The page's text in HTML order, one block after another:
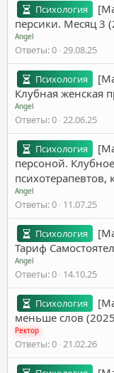
Психология
персики. Месяц 3
Angel
Ответы 0 29.08.25
Психология
Клубная женская
Angel
Ответы 0 22.06.25
Психология
персоной.
психотерапевтов,
Angel
Ответы 0 11.07.25
Психология
Тариф
Angel
Ответы 0 14.10.25
Психология
меньше слов
Ректор
Ответы 0 21.02.26